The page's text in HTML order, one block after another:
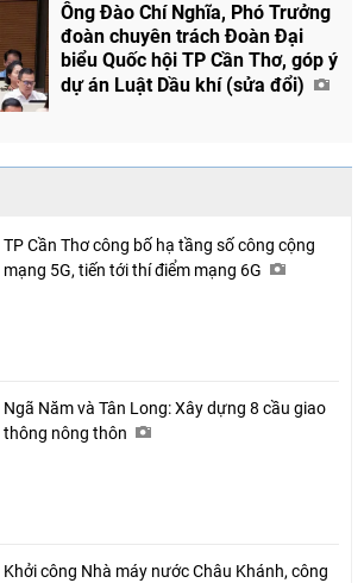
Ông Đào Chí Nghĩa, Phó Trưởng
đoàn chuyên trách Đoàn Đại
biểu Quốc hội TP Cần Thơ, góp ý
dự án Luật Dầu khí (sửa đổi)
TP Cần Thơ công bố hạ tầng số công cộng
mạng 5G, tiến tới thí điểm mạng 6G
Ngã Năm và Tân Long: Xây dựng 8 cầu giao
thông nông thôn
Khởi công Nhà máy nước Châu Khánh, công